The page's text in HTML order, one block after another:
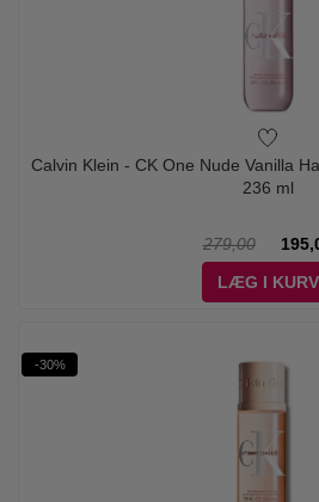
Calvin Klein - CK One Nude Vanilla
236 ml
279,00
LÆG I KURV
-30%